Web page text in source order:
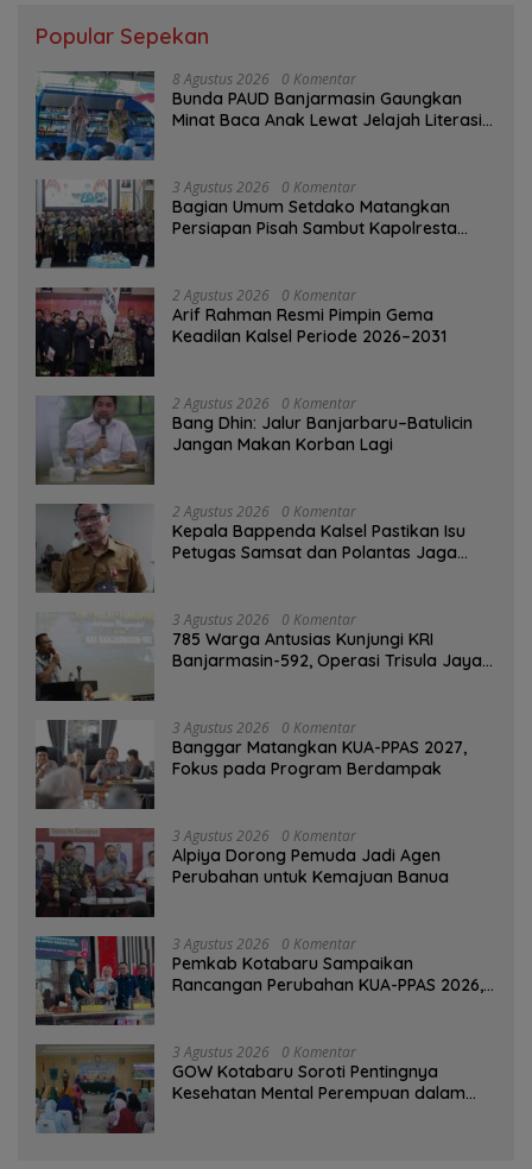
Popular Sepekan
8 Agustus 2026 0 Komentar
Bunda PAUD Banjarmasin Gaungkan
Minat Baca Anak Lewat Jelajah Literasi
3 Agustus 2026 0 Komentar
Bagian Umum Setdako Matangkan
Persiapan Pisah Sambut Kapolresta
2 Agustus 2026 0 Komentar
Arif Rahman Resmi Pimpin Gema
Keadilan Kalsel Periode 2026–2031
2 Agustus 2026 0 Komentar
Bang Dhin: Jalur Banjarbaru–Batulicin
Jangan Makan Korban Lagi
2 Agustus 2026 0 Komentar
Kepala Bappenda Kalsel Pastikan Isu
Petugas Samsat dan Polantas Jaga
3 Agustus 2026 0 Komentar
785 Warga Antusias Kunjungi KRI
Banjarmasin-592, Operasi Trisula Jaya
3 Agustus 2026 0 Komentar
‎Banggar Matangkan KUA-PPAS 2027,
Fokus pada Program Berdampak
3 Agustus 2026 0 Komentar
‎Alpiya Dorong Pemuda Jadi Agen
Perubahan untuk Kemajuan Banua ‎
3 Agustus 2026 0 Komentar
Pemkab Kotabaru Sampaikan
Rancangan Perubahan KUA-PPAS 2026,
3 Agustus 2026 0 Komentar
GOW Kotabaru Soroti Pentingnya
Kesehatan Mental Perempuan dalam